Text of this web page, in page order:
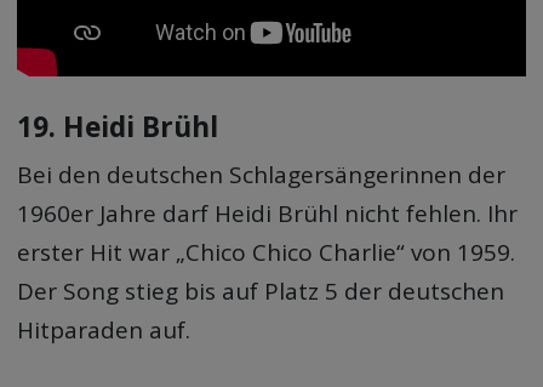
19. Heidi Brühl
Bei den deutschen Schlagersängerinnen der
1960er Jahre darf Heidi Brühl nicht fehlen. Ihr
erster Hit war „Chico Chico Charlie“ von 1959.
Der Song stieg bis auf Platz 5 der deutschen
Hitparaden auf.